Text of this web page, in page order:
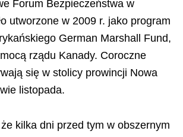
Forum Bezpieczeństwa w
utworzone w 2009 r. jako program
German Marshall Fund,
rządu Kanady. Coroczne
się w stolicy prowincji Nowa
listopada.
kilka dni przed tym w obszernym